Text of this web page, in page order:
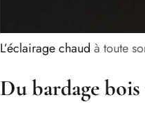
L’éclairage chaud à toute
Du bardage